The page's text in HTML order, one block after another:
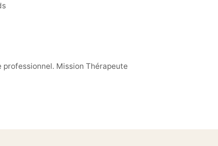
Mission Thérapeute